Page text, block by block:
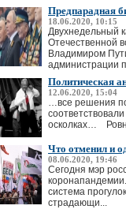
Предпарадная
18.06.2020, 10:15
Двухнедельный
Отечественной
Владимиром
администрации
Политическая
12.06.2020, 15:04
…все решения
осколках…
Что отменил и
08.06.2020, 19:46
Сегодня мэр
система
страдающи...